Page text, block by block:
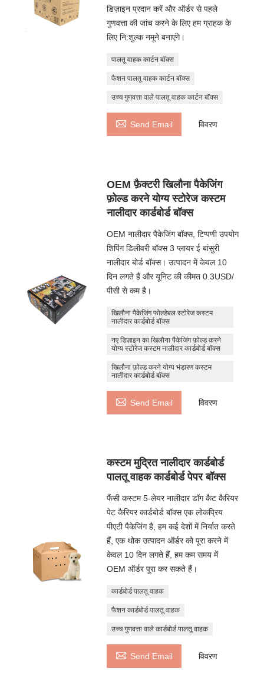
डिज़ाइन प्रदान करें और ऑर्डर से पहले
गुणवत्ता की जांच करने के लिए हम ग्राहक के
लिए नि:शुल्क नमूने बनाएंगे।
पालतू वाहक कार्टन बॉक्स
फैशन पालतू वाहक कार्टन बॉक्स
उच्च गुणवत्ता वाले पालतू वाहक कार्टन बॉक्स
 Send Email विवरण
OEM फ़ैक्टरी खिलौना पैकेजिंग
फ़ोल्ड करने योग्य स्टोरेज कस्टम
नालीदार कार्डबोर्ड बॉक्स
OEM नालीदार पैकेजिंग बॉक्स, टिप्पणी उपयोग
शिपिंग डिलीवरी बॉक्स 3 प्लायर ई बांसुरी
नालीदार बोर्ड बॉक्स। उत्पादन में केवल 10
दिन लगते हैं और यूनिट की कीमत 0.3USD/
पीसी से कम है।
खिलौना पैकेजिंग फोल्डेबल स्टोरेज कस्टम
नालीदार कार्डबोर्ड बॉक्स
नए डिज़ाइन का खिलौना पैकेजिंग फ़ोल्ड करने
योग्य स्टोरेज कस्टम नालीदार कार्डबोर्ड बॉक्स
खिलौना फ़ोल्ड करने योग्य भंडारण कस्टम
नालीदार कार्डबोर्ड बॉक्स
 Send Email विवरण
कस्टम मुद्रित नालीदार कार्डबोर्ड
पालतू वाहक कार्डबोर्ड पेपर बॉक्स
फैंसी कस्टम 5-लेयर नालीदार डॉग कैट कैरियर
पेट कैरियर कार्डबोर्ड बॉक्स एक लोकप्रिय
पीएटी पैकेजिंग है, हम कई देशों में निर्यात करते
हैं, एक थोक उत्पादन ऑर्डर को पूरा करने में
केवल 10 दिन लगते हैं, हम कम समय में
OEM ऑर्डर पूरा कर सकते हैं।
कार्डबोर्ड पालतू वाहक
फैशन कार्डबोर्ड पालतू वाहक
उच्च गुणवत्ता वाले कार्डबोर्ड पालतू वाहक
 Send Email विवरण